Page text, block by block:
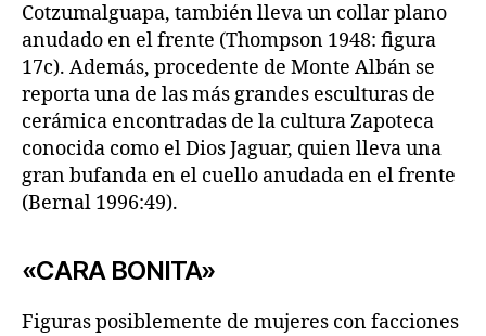
Cotzumalguapa, también lleva un collar plano
anudado en el frente (Thompson 1948: figura
17c). Además, procedente de Monte Albán se
reporta una de las más grandes esculturas de
cerámica encontradas de la cultura Zapoteca
conocida como el Dios Jaguar, quien lleva una
gran bufanda en el cuello anudada en el frente
(Bernal 1996:49).
«CARA BONITA»
Figuras posiblemente de mujeres con facciones